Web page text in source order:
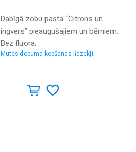
Dabīgā zobu pasta “Citrons un
ingvers” pieaugušajiem un bērniem.
Bez fluora.
Mutes dobuma kopšanas līdzekļi